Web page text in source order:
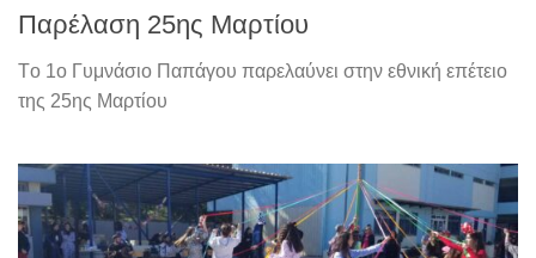
Παρέλαση 25ης Μαρτίου
Tο 1ο Γυμνάσιο Παπάγου παρελαύνει στην εθνική επέτειο
της 25ης Μαρτίου